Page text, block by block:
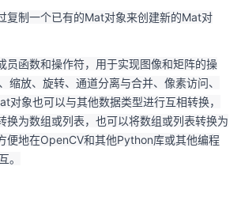
复制一个已有的Mat对象来创建新的Mat对
员函数和操作符，用于实现图像和矩阵的操
缩放、旋转、通道分离与合并、像素访问、
对象也可以与其他数据类型进行互相转换，
换为数组或列表，也可以将数组或列表转换为
便地在OpenCV和其他Python库或其他编程
。